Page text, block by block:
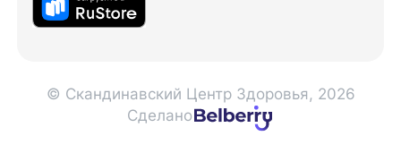
© Скандинавский Центр Здоровья, 2026
Сделано